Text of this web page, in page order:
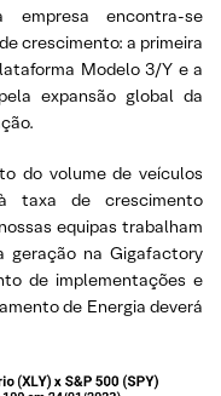
encontra-se
crescimento: a primeira
Modelo 3/Y e a
expansão global da
do volume de veículos
taxa de crescimento
equipas trabalham
geração na Gigafactory
de implementações e
de Energia deverá